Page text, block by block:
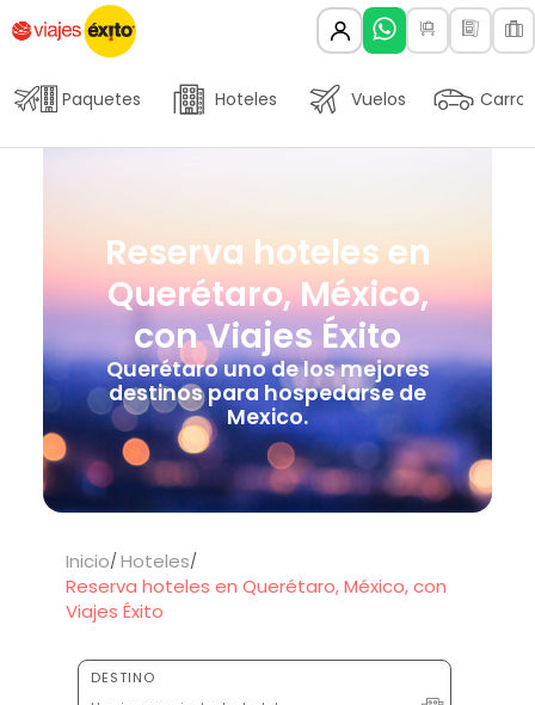
Paquetes Hoteles Vuelos Carros
Reserva hoteles en
Querétaro, México,
con Viajes Éxito
Querétaro uno de los mejores
destinos para hospedarse de
Mexico.
Inicio Hoteles
Reserva hoteles en Querétaro, México, con
Viajes Éxito
DESTINO